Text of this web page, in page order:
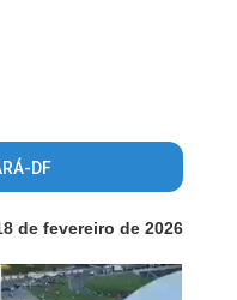
DF
de fevereiro de 2026